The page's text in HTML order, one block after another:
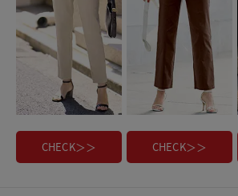
CHECK＞＞ CHECK＞＞